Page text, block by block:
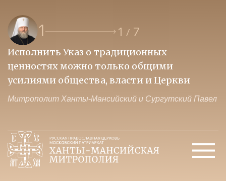
1 1 / 7
Исполнить Указ о традиционных
ценностях можно только общими
усилиями общества, власти и Церкви
Митрополит Ханты-Мансийский и Сургутский Павел